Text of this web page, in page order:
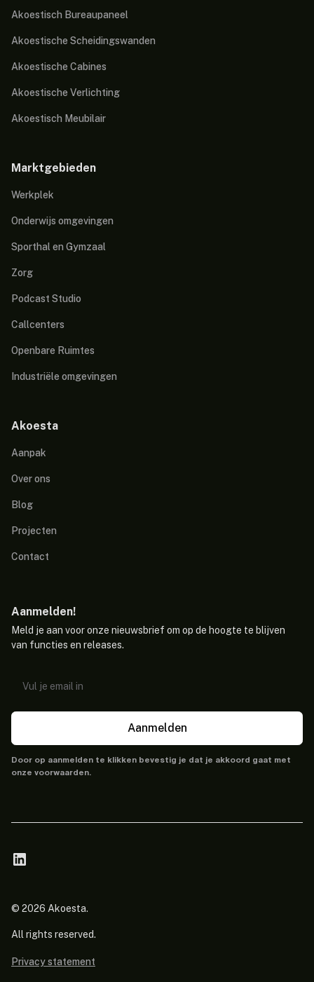
Akoestisch Bureaupaneel
Akoestische Scheidingswanden
Akoestische Cabines
Akoestische Verlichting
Akoestisch Meubilair
Marktgebieden
Werkplek
Onderwijs omgevingen
Sporthal en Gymzaal
Zorg
Podcast Studio
Callcenters
Openbare Ruimtes
Industriële omgevingen
Akoesta
Aanpak
Over ons
Blog
Projecten
Contact
Aanmelden!
Meld je aan voor onze nieuwsbrief om op de hoogte te blijven
van functies en releases.
Aanmelden
Door op aanmelden te klikken bevestig je dat je akkoord gaat met
onze voorwaarden.
© 2026 Akoesta.
All rights reserved.
Privacy statement